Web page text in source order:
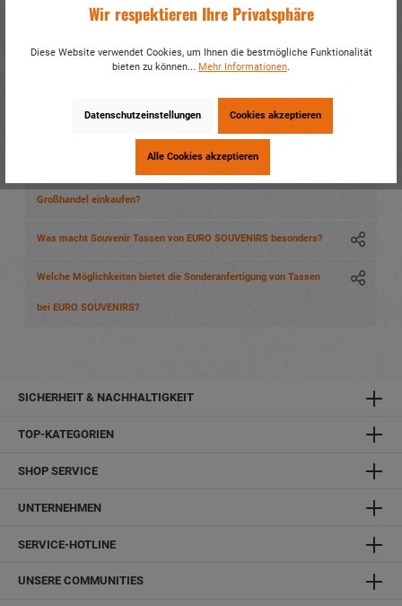
Sind Tassen umweltfreundlich?
Welche Aspekte sind bei der Auswahl der richtigen Tasse zu
Großhandel einkaufen?
Was macht Souvenir Tassen von EURO SOUVENIRS besonders?
Welche Möglichkeiten bietet die Sonderanfertigung von Tassen
bei EURO SOUVENIRS?
SICHERHEIT & NACHHALTIGKEIT
TOP-KATEGORIEN
SHOP SERVICE
UNTERNEHMEN
SERVICE-HOTLINE
UNSERE COMMUNITIES
Wir respektieren Ihre Privatsphäre
Diese Website verwendet Cookies, um Ihnen die bestmögliche Funktionalität
bieten zu können... Mehr Informationen.
Datenschutzeinstellungen Cookies akzeptieren
Alle Cookies akzeptieren